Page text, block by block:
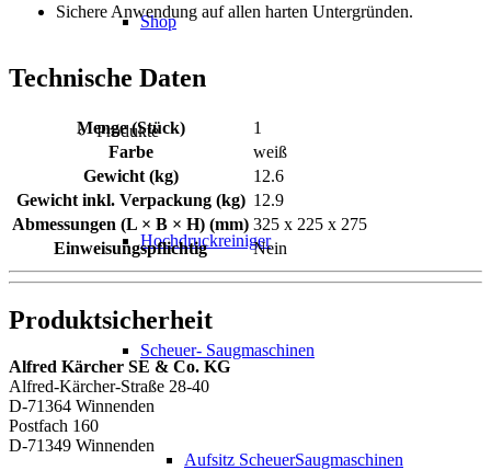
Shop
Produkte
Hochdruckreiniger
Scheuer- Saugmaschinen
Aufsitz ScheuerSaugmaschinen
Sichere Anwendung auf allen harten Untergründen.
Technische Daten
Menge (Stück)
1
Farbe
weiß
Gewicht (kg)
12.6
Gewicht inkl. Verpackung (kg) 12.9
Abmessungen (L × B × H) (mm) 325 x 225 x 275
Einweisungspflichtig
Nein
Produktsicherheit
Alfred Kärcher SE & Co. KG
Alfred-Kärcher-Straße 28-40
D-71364 Winnenden
Postfach 160
D-71349 Winnenden